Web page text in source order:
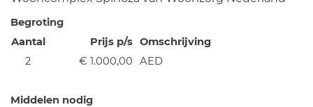
Begroting
Aantal
Prijs p/s Omschrijving
2
€ 1.000,00 AED
Middelen nodig